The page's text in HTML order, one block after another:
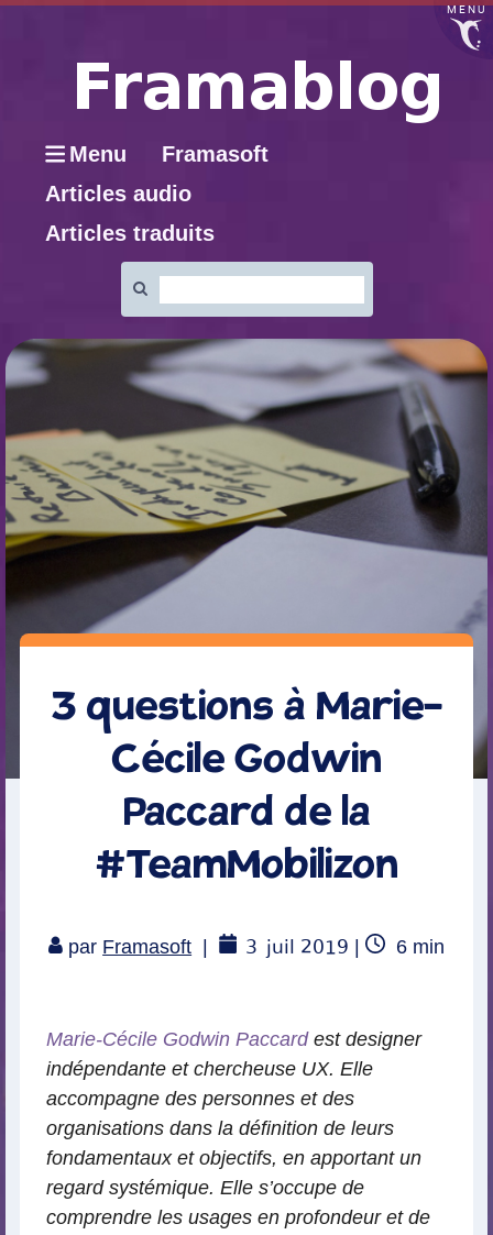
MENU
Menu
Framasoft
Articles audio
Articles traduits
:
3 questions à Marie-
Cécile Godwin
Paccard de la
#TeamMobilizon
par Framasoft 3 juil 2019
Temps
6min
Marie-Cécile Godwin Paccardest designer
indépendante et chercheuse UX. Elle
accompagne des personnes et des
organisations dans la définition de leurs
fondamentaux et objectifs, en apportant un
regard systémique. Elle s’occupe de
comprendre les usages en profondeur et de